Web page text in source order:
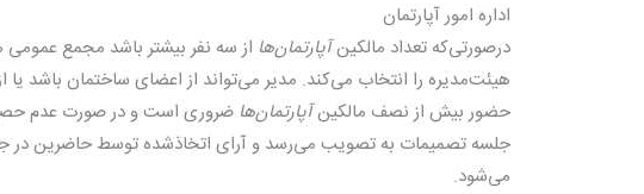
اداره امور آپارتمان
درصورتی‌که تعداد مالکینآپارتمان‌ها از سه نفر بیشتر باشد مجمع
هیئت‌مدیره را انتخاب می‌کند. مدیر می‌تواند از اعضای ساختمان باشد
حضور بیش از نصف مالکینآپارتمان‌ها ضروری است و در صورت عدم
جلسه تصمیمات به تصویب می‌رسد و آرای اتخاذشده توسط حاضرین در
می‌شود.